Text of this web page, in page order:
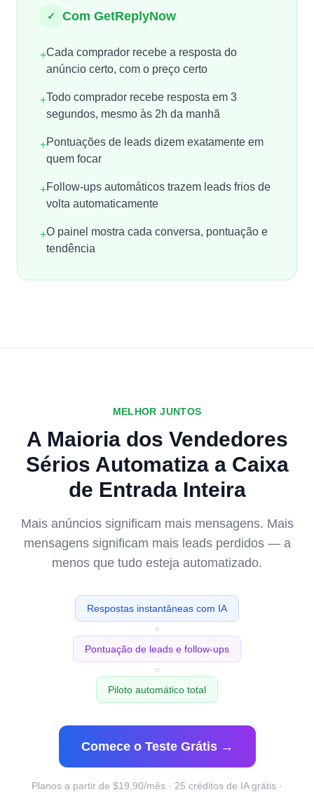
✓ Com GetReplyNow
+Cada comprador recebe a resposta do
anúncio certo, com o preço certo
+Todo comprador recebe resposta em 3
segundos, mesmo às 2h da manhã
+Pontuações de leads dizem exatamente em
quem focar
+Follow-ups automáticos trazem leads frios de
volta automaticamente
+O painel mostra cada conversa, pontuação e
tendência
MELHOR JUNTOS
A Maioria dos Vendedores
Sérios Automatiza a Caixa
de Entrada Inteira
Mais anúncios significam mais mensagens. Mais
mensagens significam mais leads perdidos — a
menos que tudo esteja automatizado.
Respostas instantâneas com IA
+
Pontuação de leads e follow-ups
=
Piloto automático total
Comece o Teste Grátis →
Planos a partir de $19,90/mês · 25 créditos de IA grátis ·